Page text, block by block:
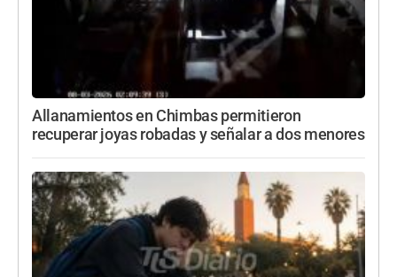
Allanamientos en Chimbas permitieron
recuperar joyas robadas y señalar a dos menores